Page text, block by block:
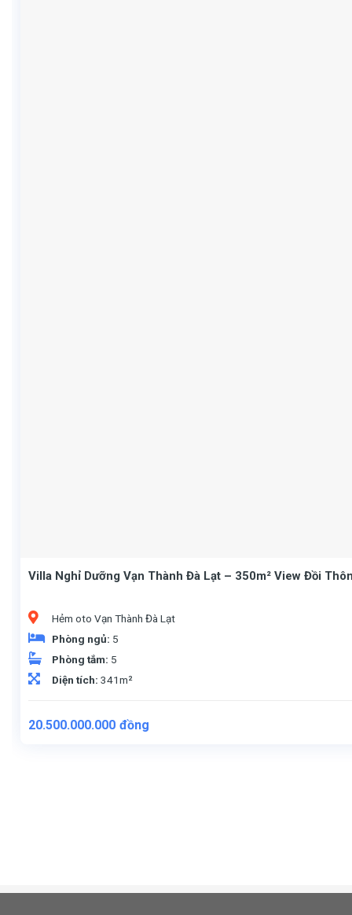
Villa Nghỉ Dưỡng Vạn Thành Đà Lạt – 350m² View Đồi
Hẻm oto Vạn Thành Đà Lạt
Phòng ngủ: 5
Phòng tắm: 5
Diện tích: 341m²
20.500.000.000 đồng